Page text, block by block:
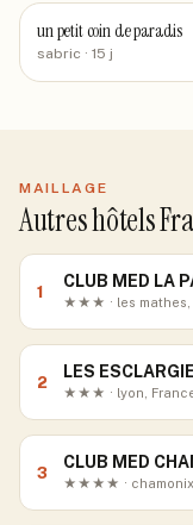
un petit coin de paradis
sabric · 15 j
MAILLAGE
Autres hôtels
1
CLUB MED LA
★★★ · les mathes,
2
LES
★★★ · lyon,
3
CLUB MED
★★★★ ·